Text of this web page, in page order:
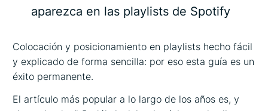
aparezca en las playlists de Spotify
Colocación y posicionamiento en playlists hecho fácil
y explicado de forma sencilla: por eso esta guía es un
éxito permanente.
El artículo más popular a lo largo de los años es, y